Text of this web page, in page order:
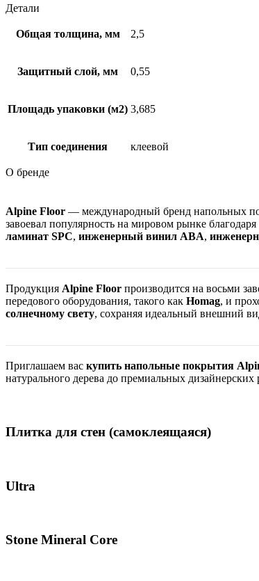
Детали
Общая толщина, мм 2,5
Защитный слой, мм 0,55
Площадь упаковки (м2) 3,685
Тип соединения клеевой
О бренде
Alpine Floor — международный бренд напольных
завоевал популярность на мировом рынке
ламинат SPC, инженерный винил ABA,
Продукция Alpine Floor производится на восьми
передового оборудования, такого как Homag, и
солнечному свету, сохраняя идеальный внешний
Приглашаем вас купить напольные покрытия
натурального дерева до премиальных
Плитка для стен (самоклеящаяся)
Ultra
Stone Mineral Core